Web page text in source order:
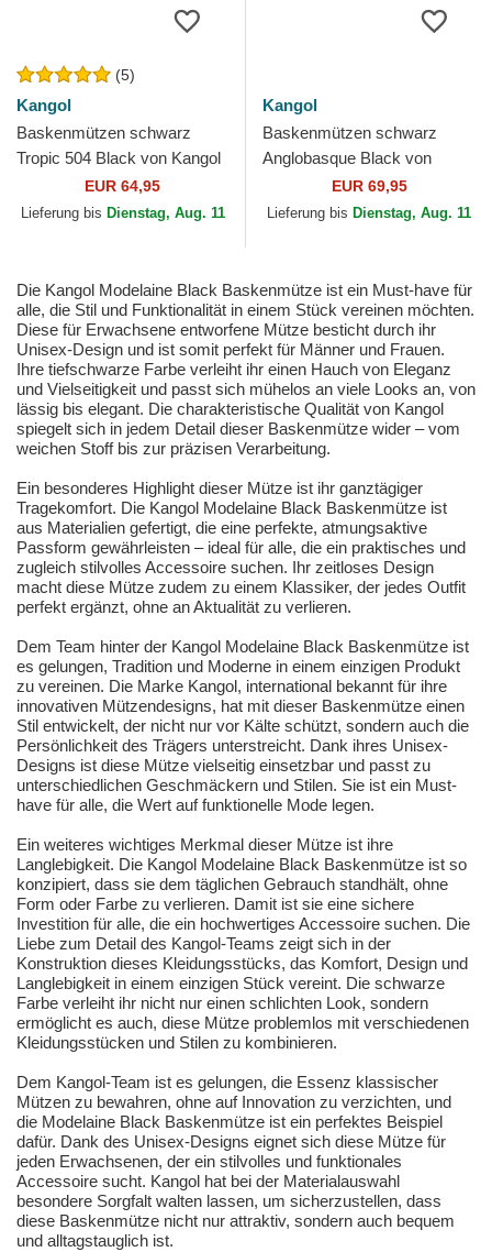
(5)
Kangol
Baskenmützen schwarz
Tropic 504 Black von Kangol
EUR 64,95
Lieferung bis Dienstag, Aug. 11
Kangol
Baskenmützen schwarz
Anglobasque Black von
EUR 69,95
Lieferung bis Dienstag, Aug. 11
Die Kangol Modelaine Black Baskenmütze ist ein Must-have für
alle, die Stil und Funktionalität in einem Stück vereinen möchten.
Diese für Erwachsene entworfene Mütze besticht durch ihr
Unisex-Design und ist somit perfekt für Männer und Frauen.
Ihre tiefschwarze Farbe verleiht ihr einen Hauch von Eleganz
und Vielseitigkeit und passt sich mühelos an viele Looks an, von
lässig bis elegant. Die charakteristische Qualität von Kangol
spiegelt sich in jedem Detail dieser Baskenmütze wider – vom
weichen Stoff bis zur präzisen Verarbeitung.
Ein besonderes Highlight dieser Mütze ist ihr ganztägiger
Tragekomfort. Die Kangol Modelaine Black Baskenmütze ist
aus Materialien gefertigt, die eine perfekte, atmungsaktive
Passform gewährleisten – ideal für alle, die ein praktisches und
zugleich stilvolles Accessoire suchen. Ihr zeitloses Design
macht diese Mütze zudem zu einem Klassiker, der jedes Outfit
perfekt ergänzt, ohne an Aktualität zu verlieren.
Dem Team hinter der Kangol Modelaine Black Baskenmütze ist
es gelungen, Tradition und Moderne in einem einzigen Produkt
zu vereinen. Die Marke Kangol, international bekannt für ihre
innovativen Mützendesigns, hat mit dieser Baskenmütze einen
Stil entwickelt, der nicht nur vor Kälte schützt, sondern auch die
Persönlichkeit des Trägers unterstreicht. Dank ihres Unisex-
Designs ist diese Mütze vielseitig einsetzbar und passt zu
unterschiedlichen Geschmäckern und Stilen. Sie ist ein Must-
have für alle, die Wert auf funktionelle Mode legen.
Ein weiteres wichtiges Merkmal dieser Mütze ist ihre
Langlebigkeit. Die Kangol Modelaine Black Baskenmütze ist so
konzipiert, dass sie dem täglichen Gebrauch standhält, ohne
Form oder Farbe zu verlieren. Damit ist sie eine sichere
Investition für alle, die ein hochwertiges Accessoire suchen. Die
Liebe zum Detail des Kangol-Teams zeigt sich in der
Konstruktion dieses Kleidungsstücks, das Komfort, Design und
Langlebigkeit in einem einzigen Stück vereint. Die schwarze
Farbe verleiht ihr nicht nur einen schlichten Look, sondern
ermöglicht es auch, diese Mütze problemlos mit verschiedenen
Kleidungsstücken und Stilen zu kombinieren.
Dem Kangol-Team ist es gelungen, die Essenz klassischer
Mützen zu bewahren, ohne auf Innovation zu verzichten, und
die Modelaine Black Baskenmütze ist ein perfektes Beispiel
dafür. Dank des Unisex-Designs eignet sich diese Mütze für
jeden Erwachsenen, der ein stilvolles und funktionales
Accessoire sucht. Kangol hat bei der Materialauswahl
besondere Sorgfalt walten lassen, um sicherzustellen, dass
diese Baskenmütze nicht nur attraktiv, sondern auch bequem
und alltagstauglich ist.